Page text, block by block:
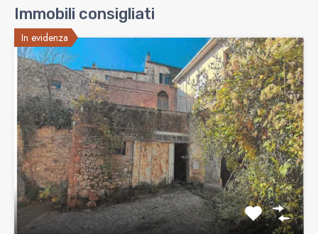
Immobili consigliati
In evidenza